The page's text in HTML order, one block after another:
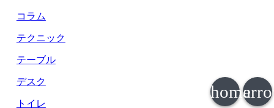
コラム
テクニック
テーブル
デスク
トイレ
home